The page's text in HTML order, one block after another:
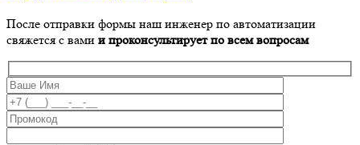
После отправки формы наш инженер по автоматизации
свяжется с вами и проконсультирует по всем вопросам